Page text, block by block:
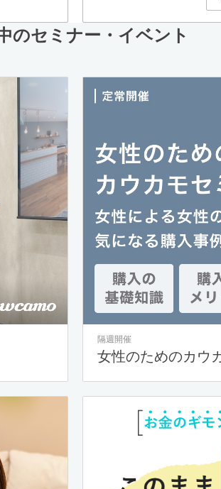
のセミナー・イベント
隔週開催
女性のためのカウ